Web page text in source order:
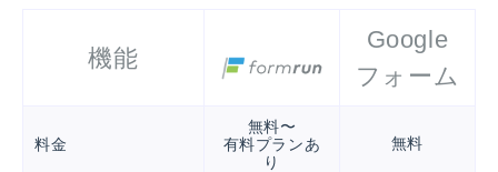
機能
Google
フォーム
料金
無料〜
有料プランあ
り
無料